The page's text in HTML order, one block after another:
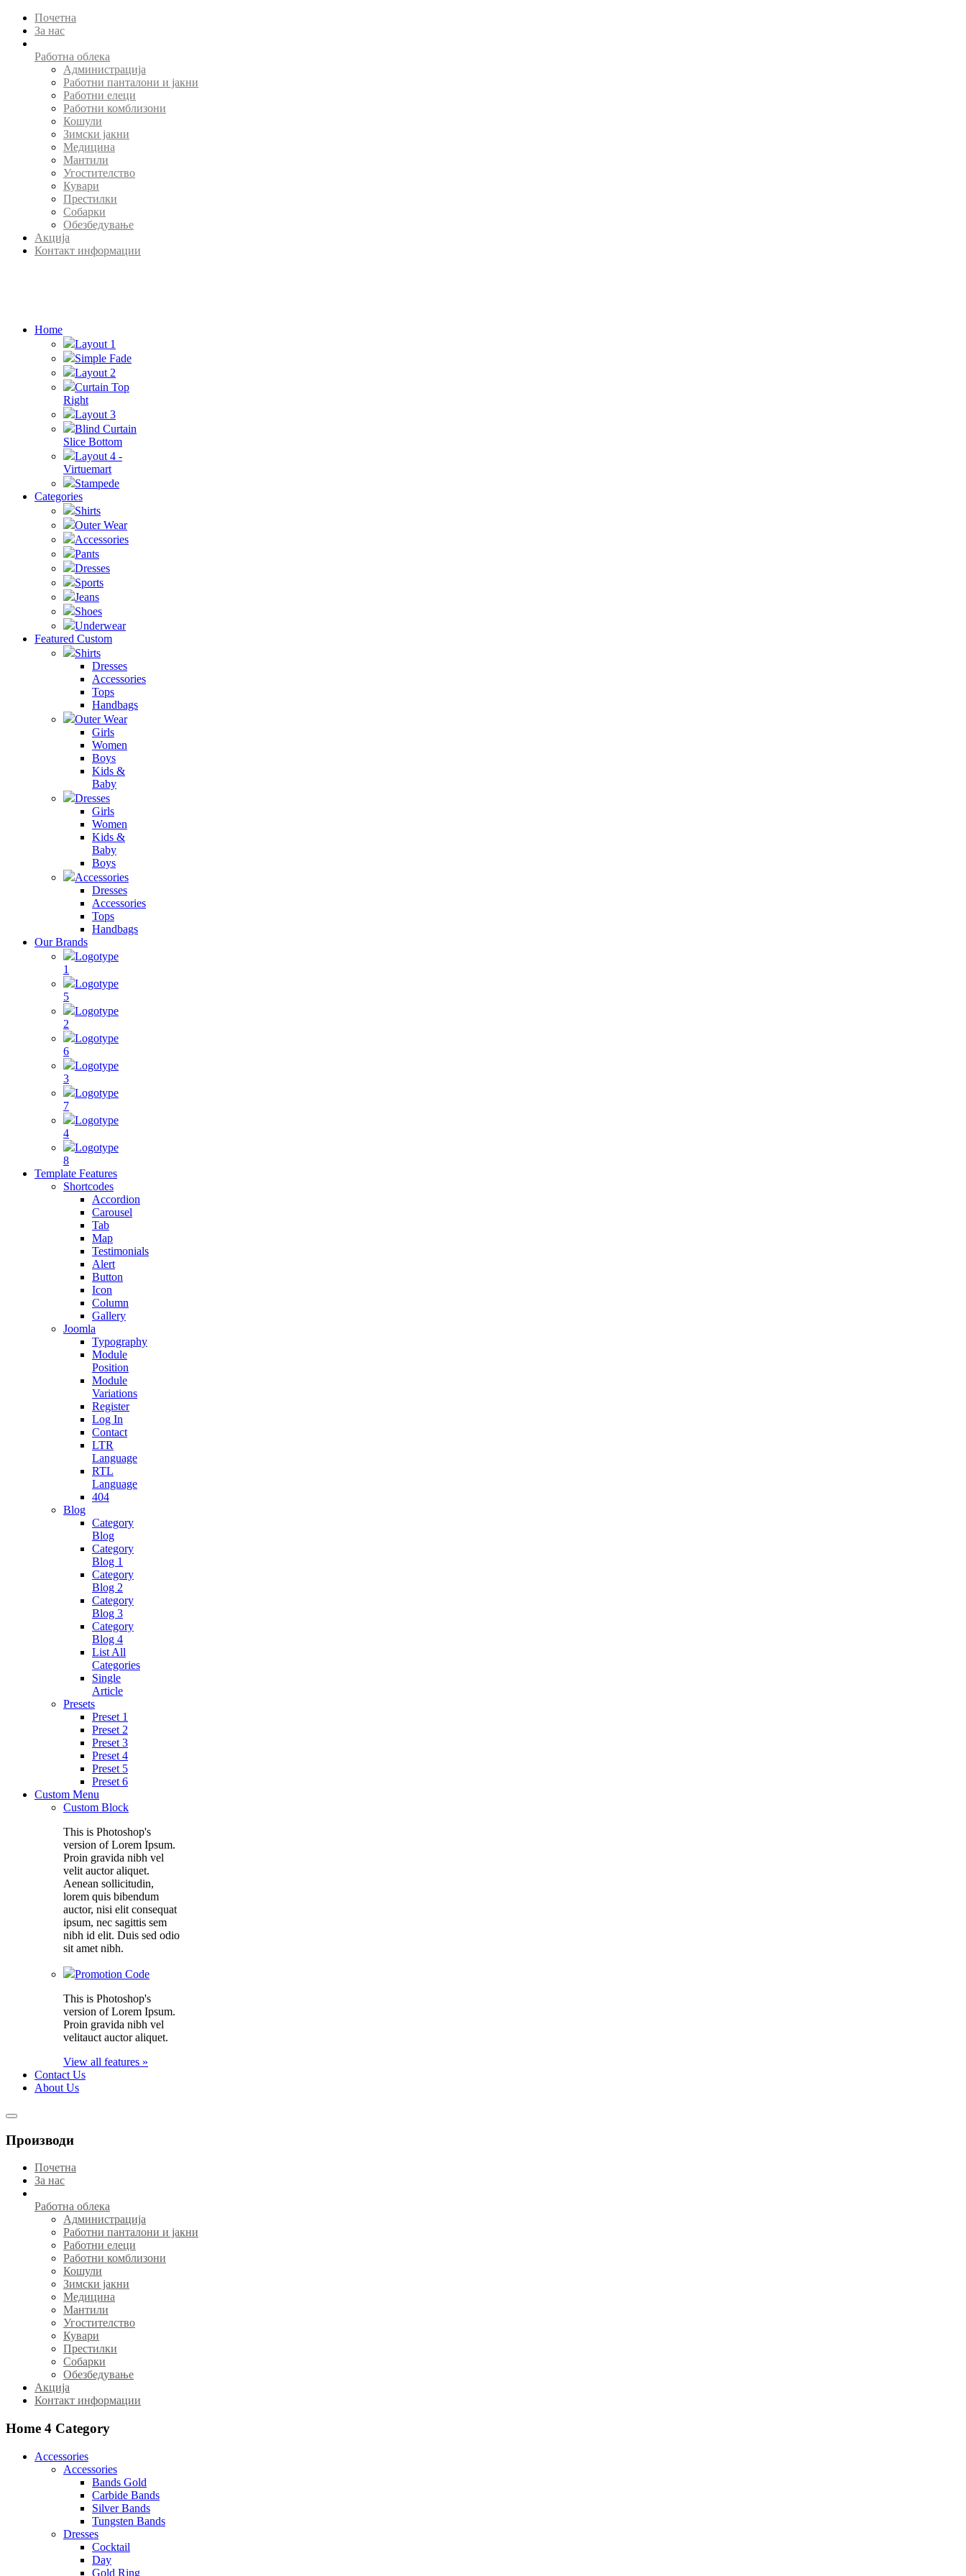
Почетна
За нас
Работна облека
Администрација
Работни панталони и јакни
Работни елеци
Работни комблизони
Кошули
Зимски јакни
Медицина
Мантили
Угостителство
Кувари
Престилки
Собарки
Обезбедување
Акција
Контакт информации
Home
Layout 1
Simple Fade
Layout 2
Curtain Top
Right
Layout 3
Blind Curtain
Slice Bottom
Layout 4 -
Virtuemart
Stampede
Categories
Shirts
Outer Wear
Accessories
Pants
Dresses
Sports
Jeans
Shoes
Underwear
Featured Custom
Shirts
Dresses
Accessories
Tops
Handbags
Outer Wear
Girls
Women
Boys
Kids &
Baby
Dresses
Girls
Women
Kids &
Baby
Boys
Accessories
Dresses
Accessories
Tops
Handbags
Our Brands
Logotype
1
Logotype
5
Logotype
2
Logotype
6
Logotype
3
Logotype
7
Logotype
4
Logotype
8
Template Features
Shortcodes
Accordion
Carousel
Tab
Map
Testimonials
Alert
Button
Icon
Column
Gallery
Joomla
Typography
Module
Position
Module
Variations
Register
Log In
Contact
LTR
Language
RTL
Language
404
Blog
Category
Blog
Category
Blog 1
Category
Blog 2
Category
Blog 3
Category
Blog 4
List All
Categories
Single
Article
Presets
Preset 1
Preset 2
Preset 3
Preset 4
Preset 5
Preset 6
Custom Menu
Custom Block
This is Photoshop's
version of Lorem Ipsum.
Proin gravida nibh vel
velit auctor aliquet.
Aenean sollicitudin,
lorem quis bibendum
auctor, nisi elit consequat
ipsum, nec sagittis sem
nibh id elit. Duis sed odio
sit amet nibh.
Promotion Code
This is Photoshop's
version of Lorem Ipsum.
Proin gravida nibh vel
velitauct auctor aliquet.
View all features »
Contact Us
About Us
Производи
Почетна
За нас
Работна облека
Администрација
Работни панталони и јакни
Работни елеци
Работни комблизони
Кошули
Зимски јакни
Медицина
Мантили
Угостителство
Кувари
Престилки
Собарки
Обезбедување
Акција
Контакт информации
Home 4 Category
Accessories
Accessories
Bands Gold
Carbide Bands
Silver Bands
Tungsten Bands
Dresses
Cocktail
Day
Gold Ring